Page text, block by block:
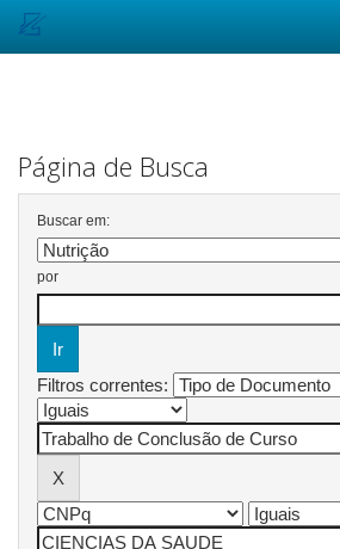
Página de Busca
Buscar em:
por
Filtros correntes: